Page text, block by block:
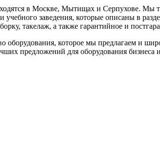
в Москве, Мытищах и Серпухове. Мы
учебного заведения, которые описаны в
такелаж, а также гарантийное и
оборудования, которое мы предлагаем и
предложений для оборудования бизнеса